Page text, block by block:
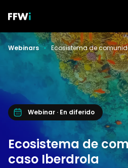
Webinars Ecosistema de
Webinar · En diferido
Ecosistema de
caso Iberdrola